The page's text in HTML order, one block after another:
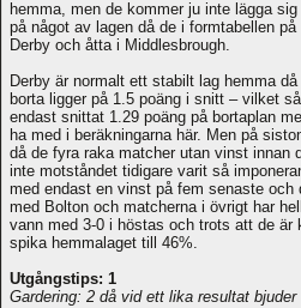
hemma, men de kommer ju inte lägga
på något av lagen då de i formtabellen
Derby och åtta i Middlesbrough.
Derby är normalt ett stabilt lag hemma
borta ligger på 1.5 poäng i snitt – vilket
endast snittat 1.29 poäng på bortaplan
ha med i beräkningarna här. Men på
då de fyra raka matcher utan vinst innan
inte motståndet tidigare varit så
med endast en vinst på fem senaste
med Bolton och matcherna i övrigt har
vann med 3-0 i höstas och trots att de
spika hemmalaget till 46%.
Utgångstips: 1
Gardering: 2 då vid ett lika resultat